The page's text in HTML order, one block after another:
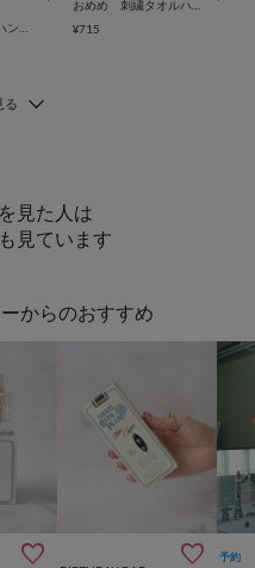
¥715
見た人は
見ています
からのおすすめ
  予約